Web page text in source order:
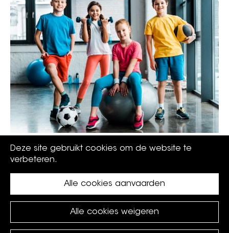
Schrijf je in voor onze zomersportkampen
Deze site gebruikt cookies om de website te
verbeteren.
Alle cookies weigeren
Alle cookies aanvaarden